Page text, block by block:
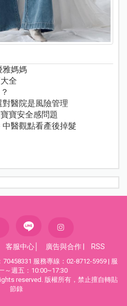
雅媽媽
全
醫院是風險管理
寶安全感問題
醫觀點看產後掉髮
客服中心 廣告與合作 RSS
服務專線：02-8712-5959 | 服
～週五：10:00~17:30
reserved. 版權所有，禁止擅自轉貼
節錄